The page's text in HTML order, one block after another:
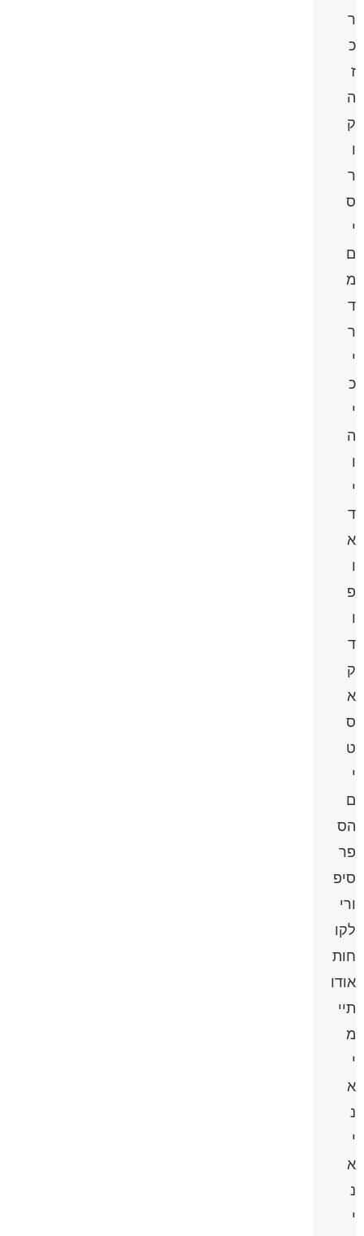
ר
כ
ז
ה
ק
ו
ר
ס
י
ם
מ
ד
ר
י
כ
י
ה
ו
י
ד
א
ו
פ
ו
ד
ק
א
ס
ט
י
ם
הס
פר
סיפ
ורי
לקו
חות
אודו
תיי
מ
י
א
נ
י
א
נ
י